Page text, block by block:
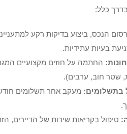
כלל:
הנכס, ביצוע בדיקות רקע
בעיות עתידיות.
החתמה על חוזים מקצועיים
שטר חוב, ערבים).
בתשלומים: מעקב אחר תשלומים
טיפול בקריאות שירות של הדיירים,